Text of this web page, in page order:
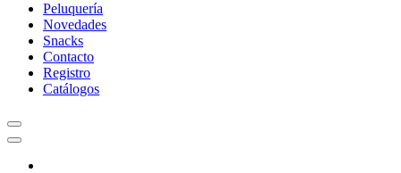
Peluquería
Novedades
Snacks
Contacto
Registro
Catálogos